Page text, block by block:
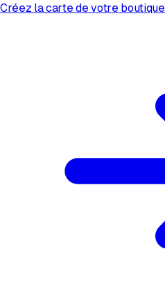
Créez la carte de votre boutique